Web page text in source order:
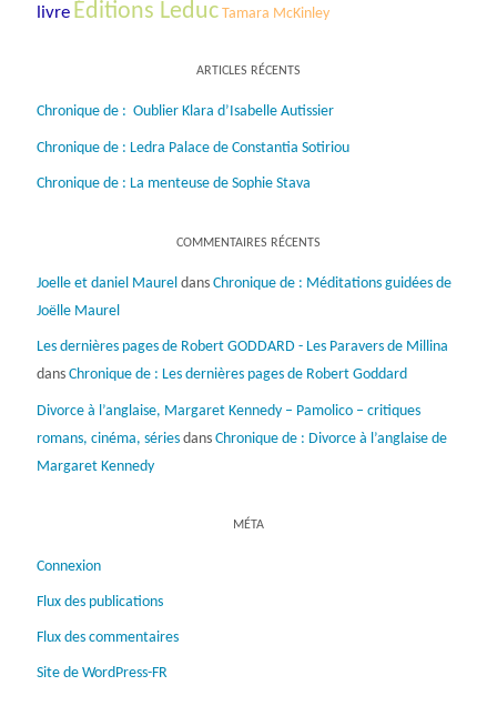
livre Éditions Leduc Tamara McKinley
ARTICLES RÉCENTS
Chronique de : Oublier Klara d’Isabelle Autissier
Chronique de : Ledra Palace de Constantia Sotiriou
Chronique de : La menteuse de Sophie Stava
COMMENTAIRES RÉCENTS
Joelle et daniel Maureldans Chronique de : Méditations guidées de
Joëlle Maurel
Les dernières pages de Robert GODDARD - Les Paravers de Millina
dans Chronique de : Les dernières pages de Robert Goddard
Divorce à l’anglaise, Margaret Kennedy – Pamolico – critiques
romans, cinéma, sériesdans Chronique de : Divorce à l’anglaise de
Margaret Kennedy
MÉTA
Connexion
Flux des publications
Flux des commentaires
Site de WordPress-FR